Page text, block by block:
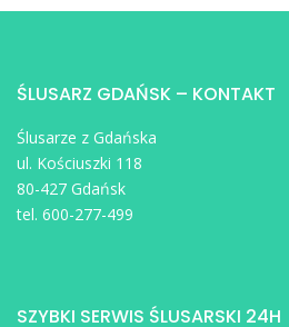
ŚLUSARZ GDAŃSK – KONTAKT
Ślusarze z Gdańska
ul. Kościuszki 118
80-427 Gdańsk
tel. 600-277-499
SZYBKI SERWIS ŚLUSARSKI 24H